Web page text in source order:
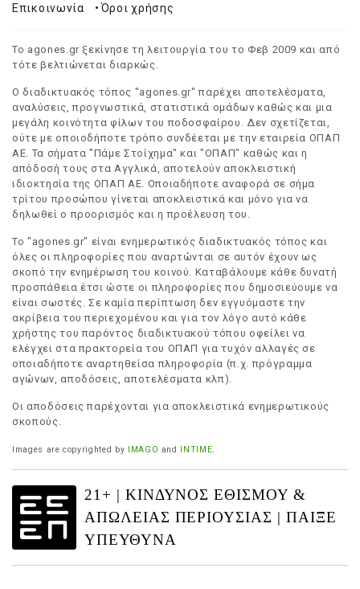
Επικοινωνία •Όροι χρήσης
Το agones.gr ξεκίνησε τη λειτουργία του το Φεβ 2009 και από
τότε βελτιώνεται διαρκώς.
Ο διαδικτυακός τόπος "agones.gr" παρέχει αποτελέσματα,
αναλύσεις, προγνωστικά, στατιστικά ομάδων καθώς και μια
μεγάλη κοινότητα φίλων του ποδοσφαίρου. Δεν σχετίζεται,
ούτε με οποιοδήποτε τρόπο συνδέεται με την εταιρεία ΟΠΑΠ
ΑΕ. Τα σήματα "Πάμε Στοίχημα" και "ΟΠΑΠ" καθώς και η
απόδοσή τους στα Αγγλικά, αποτελούν αποκλειστική
ιδιοκτησία της ΟΠΑΠ ΑΕ. Οποιαδήποτε αναφορά σε σήμα
τρίτου προσώπου γίνεται αποκλειστικά και μόνο για να
δηλωθεί ο προορισμός και η προέλευση του.
Το "agones.gr" είναι ενημερωτικός διαδικτυακός τόπος και
όλες οι πληροφορίες που αναρτώνται σε αυτόν έχουν ως
σκοπό την ενημέρωση του κοινού. Καταβάλουμε κάθε δυνατή
προσπάθεια έτσι ώστε οι πληροφορίες που δημοσιεύουμε να
είναι σωστές. Σε καμία περίπτωση δεν εγγυόμαστε την
ακρίβεια του περιεχομένου και για τον λόγο αυτό κάθε
χρήστης του παρόντος διαδικτυακού τόπου οφείλει να
ελέγχει στα πρακτορεία του ΟΠΑΠ για τυχόν αλλαγές σε
οποιαδήποτε αναρτηθείσα πληροφορία (π.χ. πρόγραμμα
αγώνων, αποδόσεις, αποτελέσματα κλπ).
Οι αποδόσεις παρέχονται για αποκλειστικά ενημερωτικούς
σκοπούς.
Images are copyrighted by IMAGO and INTIME.
21+ | ΚΙΝΔΥΝΟΣ ΕΘΙΣΜΟΥ &
ΑΠΩΛΕΙΑΣ ΠΕΡΙΟΥΣΙΑΣ | ΠΑΙΞΕ
ΥΠΕΥΘΥΝΑ